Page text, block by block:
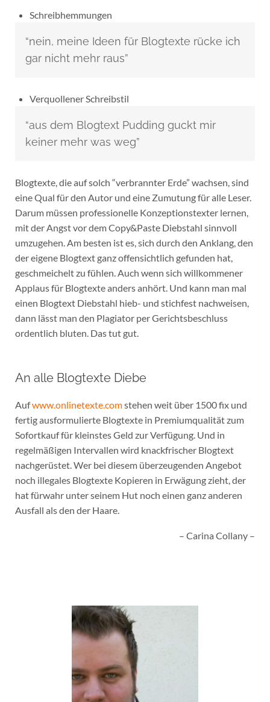
Schreibhemmungen
“nein, meine Ideen für Blogtexte rücke ich
gar nicht mehr raus”
Verquollener Schreibstil
“aus dem Blogtext Pudding guckt mir
keiner mehr was weg”
Blogtexte, die auf solch “verbrannter Erde” wachsen, sind
eine Qual für den Autor und eine Zumutung für alle Leser.
Darum müssen professionelle Konzeptionstexter lernen,
mit der Angst vor dem Copy&Paste Diebstahl sinnvoll
umzugehen. Am besten ist es, sich durch den Anklang, den
der eigene Blogtext ganz offensichtlich gefunden hat,
geschmeichelt zu fühlen. Auch wenn sich willkommener
Applaus für Blogtexte anders anhört. Und kann man mal
einen Blogtext Diebstahl hieb- und stichfest nachweisen,
dann lässt man den Plagiator per Gerichtsbeschluss
ordentlich bluten. Das tut gut.
An alle Blogtexte Diebe
Aufwww.onlinetexte.comstehen weit über 1500 fix und
fertig ausformulierte Blogtexte in Premiumqualität zum
Sofortkauf für kleinstes Geld zur Verfügung. Und in
regelmäßigen Intervallen wird knackfrischer Blogtext
nachgerüstet. Wer bei diesem überzeugenden Angebot
noch illegales Blogtexte Kopieren in Erwägung zieht, der
hat fürwahr unter seinem Hut noch einen ganz anderen
Ausfall als den der Haare.
– Carina Collany –